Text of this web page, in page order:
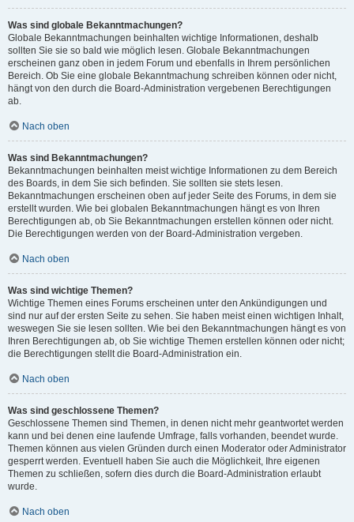
Was sind globale Bekanntmachungen?
Globale Bekanntmachungen beinhalten wichtige Informationen, deshalb
sollten Sie sie so bald wie möglich lesen. Globale Bekanntmachungen
erscheinen ganz oben in jedem Forum und ebenfalls in Ihrem persönlichen
Bereich. Ob Sie eine globale Bekanntmachung schreiben können oder nicht,
hängt von den durch die Board-Administration vergebenen Berechtigungen
ab.
Nach oben
Was sind Bekanntmachungen?
Bekanntmachungen beinhalten meist wichtige Informationen zu dem Bereich
des Boards, in dem Sie sich befinden. Sie sollten sie stets lesen.
Bekanntmachungen erscheinen oben auf jeder Seite des Forums, in dem sie
erstellt wurden. Wie bei globalen Bekanntmachungen hängt es von Ihren
Berechtigungen ab, ob Sie Bekanntmachungen erstellen können oder nicht.
Die Berechtigungen werden von der Board-Administration vergeben.
Nach oben
Was sind wichtige Themen?
Wichtige Themen eines Forums erscheinen unter den Ankündigungen und
sind nur auf der ersten Seite zu sehen. Sie haben meist einen wichtigen Inhalt,
weswegen Sie sie lesen sollten. Wie bei den Bekanntmachungen hängt es von
Ihren Berechtigungen ab, ob Sie wichtige Themen erstellen können oder nicht;
die Berechtigungen stellt die Board-Administration ein.
Nach oben
Was sind geschlossene Themen?
Geschlossene Themen sind Themen, in denen nicht mehr geantwortet werden
kann und bei denen eine laufende Umfrage, falls vorhanden, beendet wurde.
Themen können aus vielen Gründen durch einen Moderator oder Administrator
gesperrt werden. Eventuell haben Sie auch die Möglichkeit, Ihre eigenen
Themen zu schließen, sofern dies durch die Board-Administration erlaubt
wurde.
Nach oben